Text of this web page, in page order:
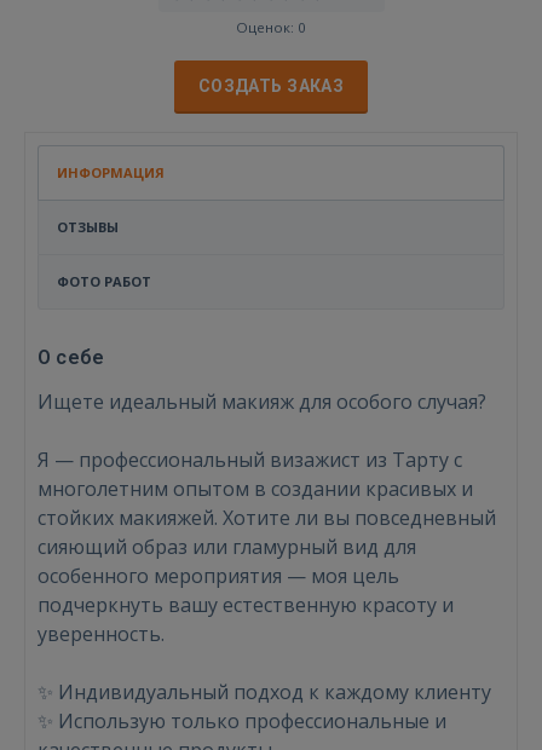
Оценок: 0
СОЗДАТЬ ЗАКАЗ
ИНФОРМАЦИЯ
ОТЗЫВЫ
ФОТО РАБОТ
О себе
Ищете идеальный макияж для особого случая?
Я — профессиональный визажист из Тарту с
многолетним опытом в создании красивых и
стойких макияжей. Хотите ли вы повседневный
сияющий образ или гламурный вид для
особенного мероприятия — моя цель
подчеркнуть вашу естественную красоту и
уверенность.
✨ Индивидуальный подход к каждому клиенту
✨ Использую только профессиональные и